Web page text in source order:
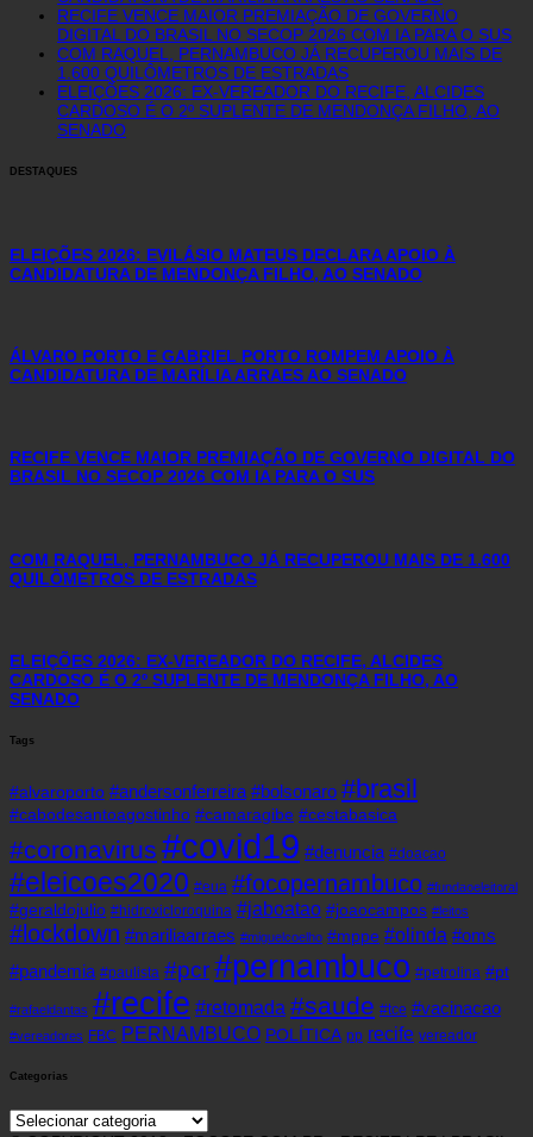
RECIFE VENCE MAIOR PREMIAÇÃO DE GOVERNO
DIGITAL DO BRASIL NO SECOP 2026 COM IA PARA O SUS
COM RAQUEL, PERNAMBUCO JÁ RECUPEROU MAIS DE
1.600 QUILÔMETROS DE ESTRADAS
ELEIÇÕES 2026: EX-VEREADOR DO RECIFE, ALCIDES
CARDOSO É O 2º SUPLENTE DE MENDONÇA FILHO, AO
SENADO
DESTAQUES
ELEIÇÕES 2026: EVILÁSIO MATEUS DECLARA APOIO À
CANDIDATURA DE MENDONÇA FILHO, AO SENADO
ÁLVARO PORTO E GABRIEL PORTO ROMPEM APOIO À
CANDIDATURA DE MARÍLIA ARRAES AO SENADO
RECIFE VENCE MAIOR PREMIAÇÃO DE GOVERNO DIGITAL DO
BRASIL NO SECOP 2026 COM IA PARA O SUS
COM RAQUEL, PERNAMBUCO JÁ RECUPEROU MAIS DE 1.600
QUILÔMETROS DE ESTRADAS
ELEIÇÕES 2026: EX-VEREADOR DO RECIFE, ALCIDES
CARDOSO É O 2º SUPLENTE DE MENDONÇA FILHO, AO
SENADO
Tags
#alvaroporto #andersonferreira #bolsonaro #brasil
#cabodesantoagostinho #camaragibe #cestabasica
#coronavirus #covid19 #denuncia #doacao
#eleicoes2020 #eua #focopernambuco #fundaoeleitoral
#geraldojulio #hidroxicloroquina #jaboatao #joaocampos #leitos
#lockdown #mariliaarraes #miguelcoelho #mppe #olinda #oms
#pandemia #paulista #pcr#pernambuco #petrolina #pt
#rafaeldantas #recife #retomada #saude #tce #vacinacao
#vereadores FBC PERNAMBUCO POLÍTICA pp recife vereador
Categorias
Categorias